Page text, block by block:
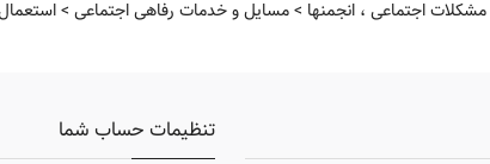
مشکلات اجتماعی ، انجمنها >مسایل و خدمات رفاهی اجتماعی >
تنظیمات حساب شما